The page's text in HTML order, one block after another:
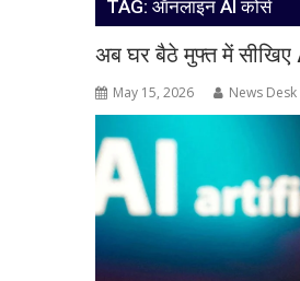
TAG: ऑनलाइन AI कोर्स
अब घर बैठे मुफ्त में सीखिए
May 15, 2026 News Desk